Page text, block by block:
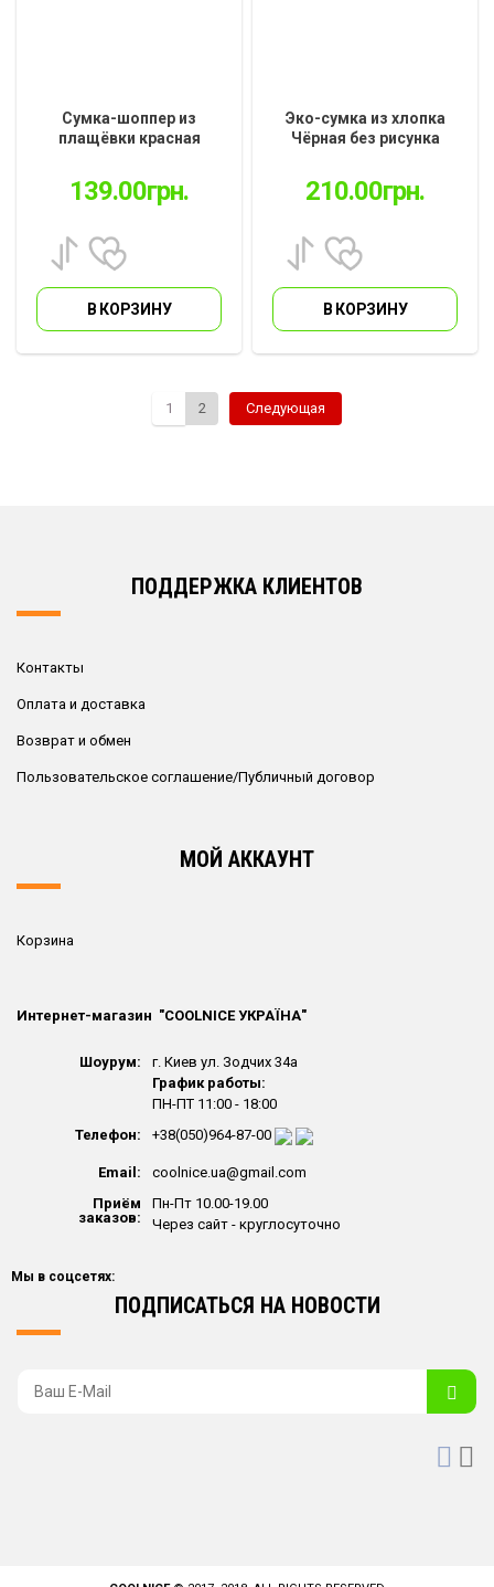
Сумка-шоппер из
плащёвки красная
139.00грн.
В КОРЗИНУ
Эко-сумка из хлопка
Чёрная без рисунка
210.00грн.
В КОРЗИНУ
1 2 Следующая
ПОДДЕРЖКА КЛИЕНТОВ
Контакты
Оплата и доставка
Возврат и обмен
Пользовательское соглашение/Публичный договор
МОЙ АККАУНТ
Корзина
Интернет-магазин "СOOLNICE УКРАЇНА"
Шоурум:
г. Киев ул. Зодчих 34а
График работы:
ПН-ПТ 11:00 - 18:00
Телефон:
+38(050)964-87-00
Email:
coolnice.ua@gmail.com
Приём
заказов:
Пн-Пт 10.00-19.00
Через сайт - круглосуточно
ПОДПИСАТЬСЯ НА НОВОСТИ
Мы в соцсетях: